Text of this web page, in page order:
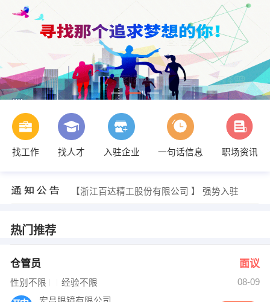
找工作 找人才 入驻企业 一句话信息 职场资讯
李小姐 发布 [销售内勤 ] 招聘信息
【浙江百达精工股份有限公司 】 强势入驻
【上海台乡缘餐饮管理有限公司】 强势入驻
热门推荐
仓管员 面议
性别不限 经验不限
08-09